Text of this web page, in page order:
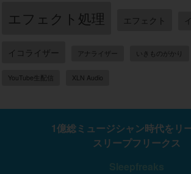
エフェクト処理 エフェクト
イコライザー アナライザー いきものがかり
YouTube生配信 XLN Audio
1億総ミュージシャン時代をリ
スリープフリークス